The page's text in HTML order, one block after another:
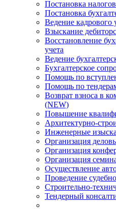
Постановка
Постановка
Ведение кадрового
Взыскание
Восстановление
учета
Ведение
Бухгалтерское
Помощь по
Помощь по
Возврат взноса в
(NEW)
Повышение
Архитектурно-
Инженерные
Организация
Организация
Организация
Осуществление
Проведение
Строительно-
Тендерный